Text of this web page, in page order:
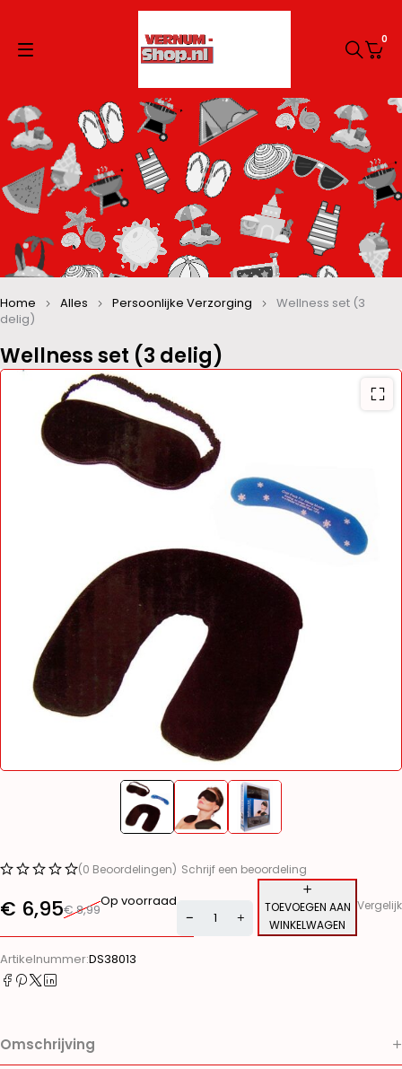
0
Wellness set (3 delig)
Home Alles Persoonlijke Verzorging
Wellness set (3
delig)
(0 Beoordelingen) Schrijf een beoordeling
€8,99
€ 6,95 Op voorraad
TOEVOEGEN AAN
WINKELWAGEN
Alternative:
Vergelijk
Artikelnummer:DS38013
Omschrijving